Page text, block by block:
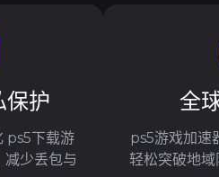
保护
ps5下载游
减少丢包与
全
ps5游戏加速
轻松突破地